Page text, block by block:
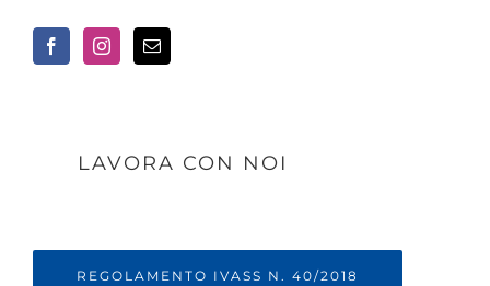
LAVORA CON NOI
REGOLAMENTO IVASS N. 40/2018